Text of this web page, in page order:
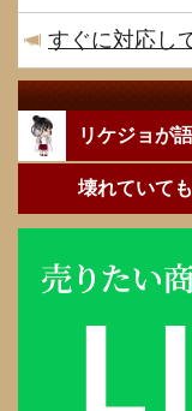
すぐに対応し
リケジョが
壊れていて